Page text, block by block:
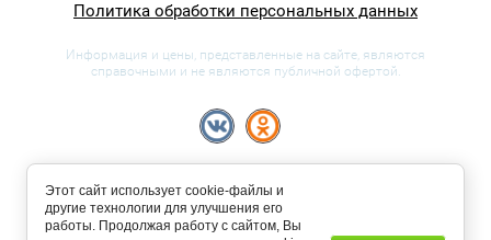
Политика обработки персональных данных
Информация и цены, представленные на сайте, являются
справочными и не являются публичной офертой.
Этот сайт использует cookie-файлы и
другие технологии для улучшения его
работы. Продолжая работу с сайтом, Вы